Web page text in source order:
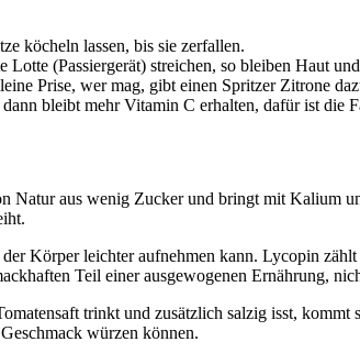
köcheln lassen, bis sie zerfallen.
(Passiergerät) streichen, so bleiben Haut
Prise, wer mag, gibt einen Spritzer Zitrone
bleibt mehr Vitamin C erhalten, dafür ist die
Natur aus wenig Zucker und bringt mit Kalium
Körper leichter aufnehmen kann. Lycopin
Teil einer ausgewogenen Ernährung,
trinkt und zusätzlich salzig isst,
würzen können.